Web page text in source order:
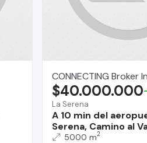
CONNECTING Broker
La Serena
A 10 min del
Serena, Camino al
$40.000.000
5000 m2